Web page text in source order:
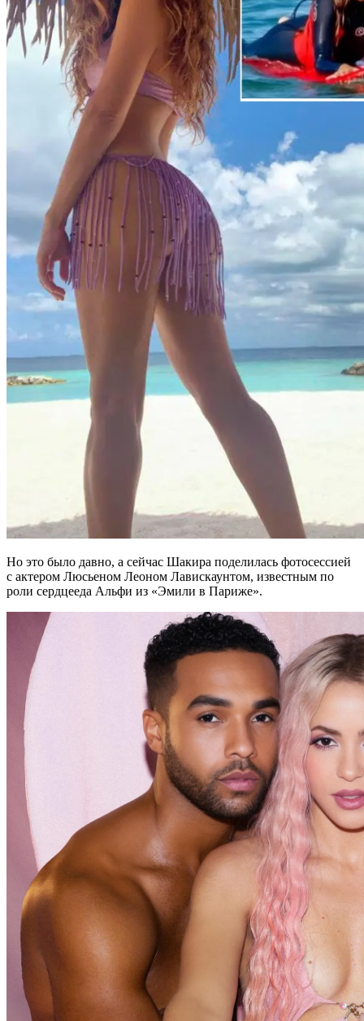
Но это было давно, а сейчас Шакира поделилась фотосессией
с актером Люсьеном Леоном Лавискаунтом, известным по
роли сердцееда Альфи из «Эмили в Париже».